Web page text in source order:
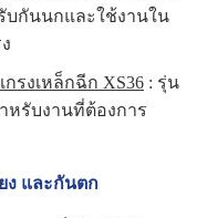
บกันนกและใช้งานใน
กรงเหล็กฉีก XS36 : รุ่น
หรับงานที่ต้องการ
ง และกันตก